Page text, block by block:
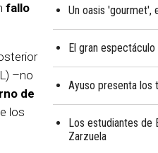
fallo
–no
de
los
Un oasis 'gourmet',
El gran
Ayuso presenta los
Los estudiantes de
Zarzuela